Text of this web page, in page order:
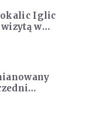
Iglic
w
pokorny lud